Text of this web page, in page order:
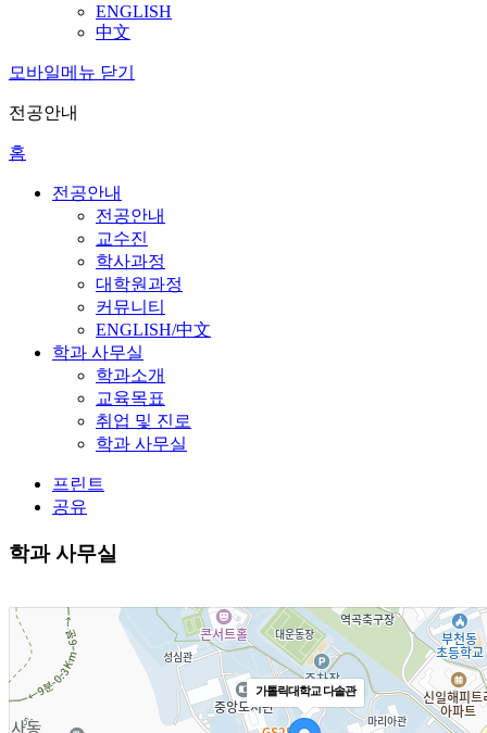
ENGLISH
中文
모바일메뉴 닫기
전공안내
홈
전공안내
전공안내
교수진
학사과정
대학원과정
커뮤니티
ENGLISH/中文
학과 사무실
학과소개
교육목표
취업 및 진로
학과 사무실
프린트
공유
학과 사무실
가톨릭대학교 다솔관